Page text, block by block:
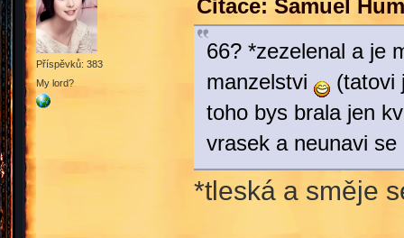
Příspěvků: 383
My lord?
Citace: Samuel
66? *zezelenal a je
manzelstvi
(tatovi
toho bys brala jen
vrasek a neunavi
*tleská a směje